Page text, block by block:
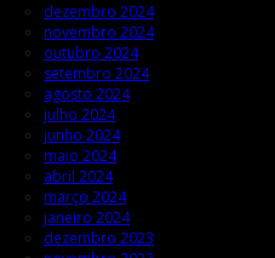
dezembro 2024
novembro 2024
outubro 2024
setembro 2024
agosto 2024
julho 2024
junho 2024
maio 2024
abril 2024
março 2024
janeiro 2024
dezembro 2023